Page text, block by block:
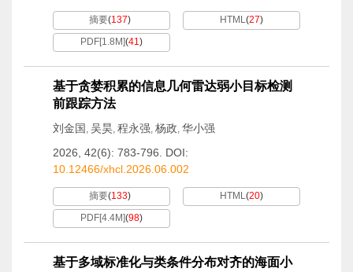
摘要(137) HTML(27)
PDF[1.8M](41)
基于贪婪积累的信息几何雷达弱小目标检测
前跟踪方法
刘金国 , 吴昊, 程永强, 杨政, 华小强
2026, 42(6): 783-796.
DOI:
10.12466/xhcl.2026.06.002
摘要(133) HTML(20)
PDF[4.4M](98)
基于多域标准化与类条件分布对齐的海面小